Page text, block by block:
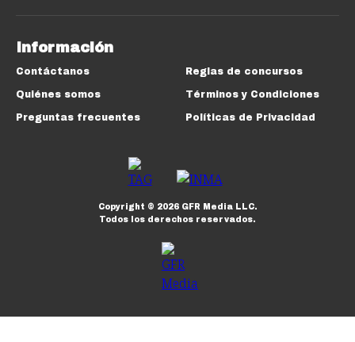
Información
Contáctanos
Quiénes somos
Preguntas frecuentes
Reglas de concursos
Términos y Condiciones
Políticas de Privacidad
Copyright © 2026GFR Media LLC.
Todos los derechos reservados.